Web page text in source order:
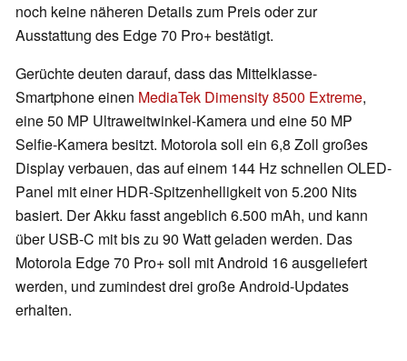
noch keine näheren Details zum Preis oder zur
Ausstattung des Edge 70 Pro+ bestätigt.
Gerüchte deuten darauf, dass das Mittelklasse-
Smartphone einen MediaTek Dimensity 8500 Extreme,
eine 50 MP Ultraweitwinkel-Kamera und eine 50 MP
Selfie-Kamera besitzt. Motorola soll ein 6,8 Zoll großes
Display verbauen, das auf einem 144 Hz schnellen OLED-
Panel mit einer HDR-Spitzenhelligkeit von 5.200 Nits
basiert. Der Akku fasst angeblich 6.500 mAh, und kann
über USB-C mit bis zu 90 Watt geladen werden. Das
Motorola Edge 70 Pro+ soll mit Android 16 ausgeliefert
werden, und zumindest drei große Android-Updates
erhalten.